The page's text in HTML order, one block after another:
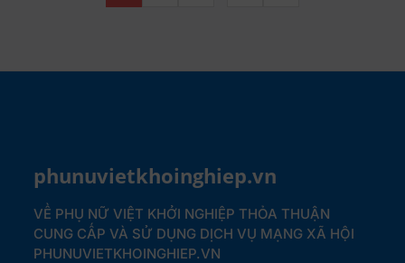
phunuvietkhoinghiep.vn
VỀ PHỤ NỮ VIỆT KHỞI NGHIỆP THỎA THUẬN
CUNG CẤP VÀ SỬ DỤNG DỊCH VỤ MẠNG XÃ HỘI
PHUNUVIETKHOINGHIEP.VN